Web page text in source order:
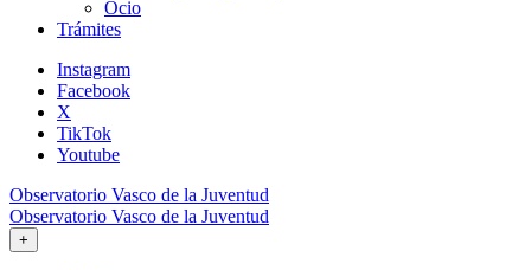
Ocio
Trámites
Instagram
Facebook
X
TikTok
Youtube
Observatorio Vasco de la Juventud
Observatorio Vasco de la Juventud
+